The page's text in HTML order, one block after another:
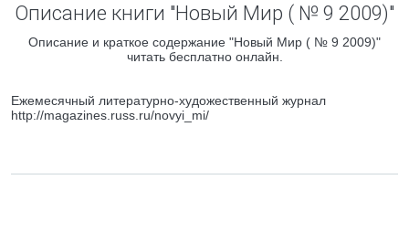
Описание книги "Новый Мир ( № 9 2009)"
Описание и краткое содержание "Новый Мир ( № 9 2009)"
читать бесплатно онлайн.
Ежемесячный литературно-художественный журнал
http://magazines.russ.ru/novyi_mi/